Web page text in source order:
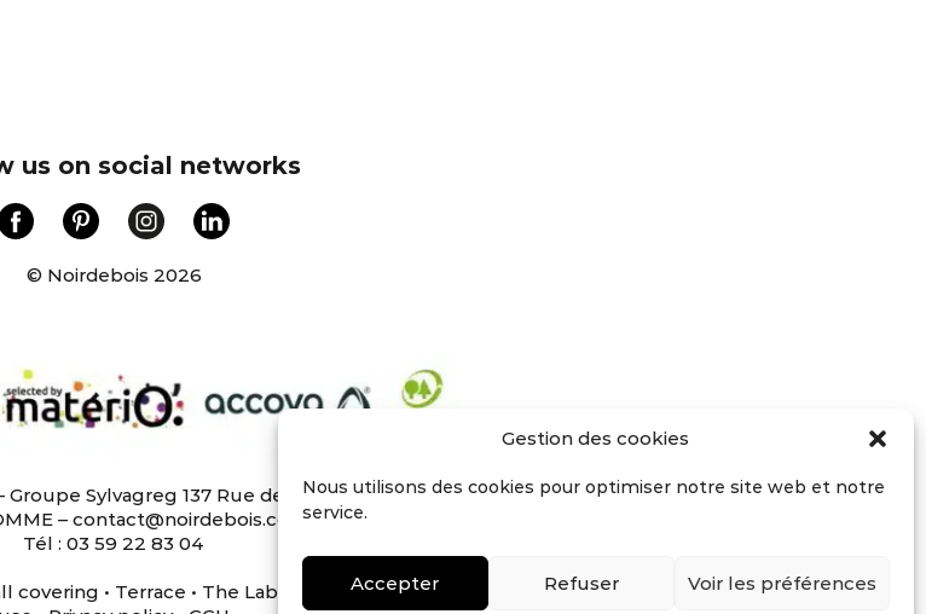
Gestion des cookies
Nous utilisons des cookies pour optimiser notre site web et notre
service.
Accepter Refuser Voir les préférences
us on social networks
© Noirdebois 2026
Groupe Sylvagreg 137 Rue de l’égalité
– contact@noirdebois.com
Tél : 03 59 22 83 04
covering • Terrace • The Lab Join us•Terms of